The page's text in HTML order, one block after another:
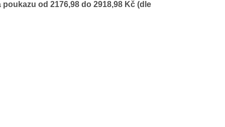
od 2176,98 do 2918,98 Kč (dle